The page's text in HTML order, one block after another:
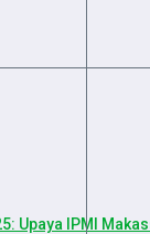
Upaya IPMI